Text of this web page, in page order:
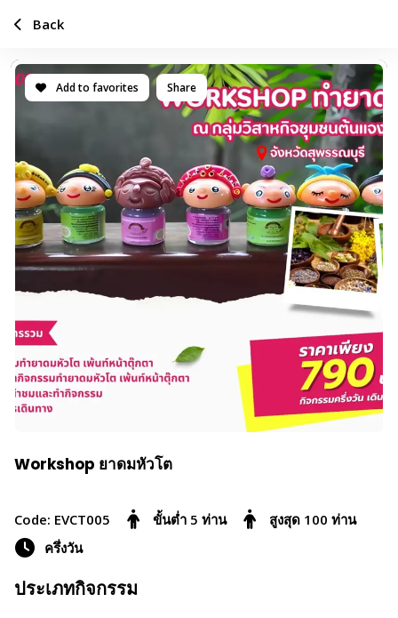
Add to favorites Share
Workshop ยาดมหัวโต
Code: EVCT005 ขั้นต่ำ 5 ท่าน
สูงสุด 100 ท่าน
ครึ่งวัน
ประเภทกิจกรรม
Back